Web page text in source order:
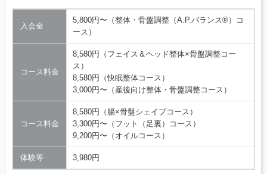
入会金
5,800円〜（整体・骨盤調整（A.P.バランス®）コ
ース）
コース料金
8,580円（フェイス＆ヘッド整体×骨盤調整コー
ス）
8,580円（快眠整体コース）
3,000円〜（産後向け整体・骨盤調整コース）
コース料金
8,580円（腸×骨盤シェイプコース）
3,300円〜（フット（足裏）コース）
9,200円〜（オイルコース）
体験等 3,980円